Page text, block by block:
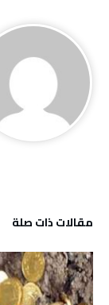
‫مقالات ذات صلة‬